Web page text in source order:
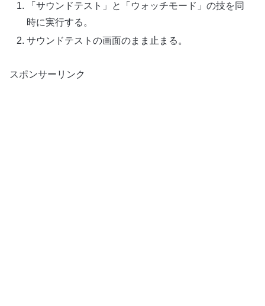
「サウンドテスト」と「ウォッチモード」の技を同
時に実行する。
サウンドテストの画面のまま止まる。
スポンサーリンク